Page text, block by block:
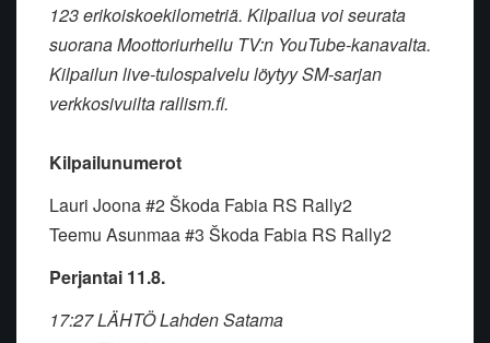
123 erikoiskoekilometriä. Kilpailua voi seurata
suorana Moottoriurheilu TV:n YouTube-kanavalta.
Kilpailun live-tulospalvelu löytyy SM-sarjan
verkkosivuilta rallism.fi.
Kilpailunumerot
Lauri Joona #2 Škoda Fabia RS Rally2
Teemu Asunmaa #3 Škoda Fabia RS Rally2
Perjantai 11.8.
17:27 LÄHTÖ Lahden Satama